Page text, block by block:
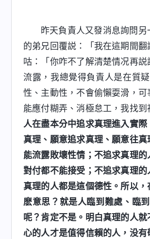
昨天負責人又發消息詢問
的弟兄回覆説：「我在這期間
咕：「你咋不了解清楚情况再
流露，我總覺得負責人是在質
性、主動性，不會偷懶耍滑，
能應付糊弄、消極怠工，我找到
人在盡本分中追求真理進入實
真理、願意追求真理、願意往
能流露敗壞性情；不追求真理
對付都不能接受；不追求真理
真理的人都是這個德性。所以
麽意思？就是人臨到難處、臨
呢？肯定不是。明白真理的人
心的人才是值得信賴的人，没